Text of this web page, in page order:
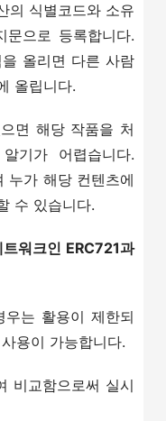
의 식별코드와 소유
으로 등록합니다.
올리면 다른 사람
올립니다.
면 해당 작품을 처
기가 어렵습니다.
누가 해당 컨텐츠에
수 있습니다.
워크인 ERC721과
우는 활용이 제한되
용이 가능합니다.
비교함으로써 실시